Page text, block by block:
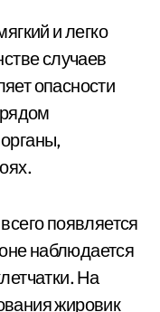
и легко
случаев
опасности
появляется
наблюдается
На
жировик